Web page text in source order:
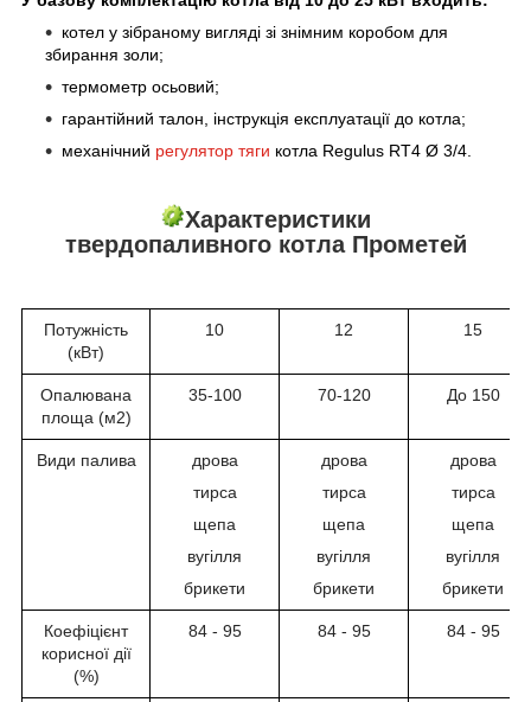
котел у зібраному вигляді зі знімним коробом для
збирання золи;
термометр осьовий;
гарантійний талон, інструкція експлуатації до котла;
механічний регулятор тяги котла Regulus RT4 Ø 3/4.
Характеристики
твердопаливного котла Прометей
Потужність
(кВт)
10 12 15
Опалювана
площа (м2)
35-100 70-120 До 150
Види палива
дрова
тирса
щепа
вугілля
брикети
дрова
тирса
щепа
вугілля
брикети
дрова
тирса
щепа
вугілля
брикети
Коефіцієнт
корисної дії
(%)
84 - 95 84 - 95 84 - 95